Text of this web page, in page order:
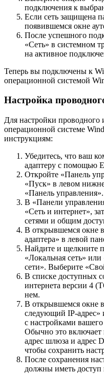
подключения к
Если сеть защищена
появившемся окне
После успешного
«Сеть» в системном
на активное
Теперь вы подключены к
операционной системой
Настройка
Для настройки проводного
операционной системе
инструкциям:
Убедитесь, что ваш
адаптеру с помощью
Откройте «Панель
«Пуск» в левом
«Панель управления».
В «Панели
«Сеть и интернет»,
сетями и общим
В открывшемся окне
адаптера» в левой
Найдите и щелкните
«Локальная сеть»
сети». Выберите
В списке доступных
интернета версии 4
нем.
В открывшемся окне
следующий IP-адрес»
с настройками
Обычно это включает
адрес шлюза и адрес
чтобы сохранить
После сохранения
должны иметь доступ